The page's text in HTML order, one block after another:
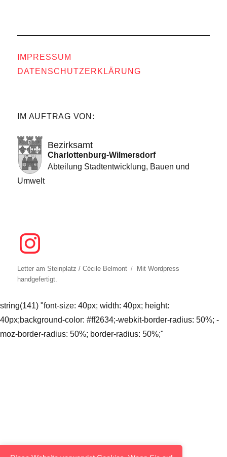
IMPRESSUM
DATENSCHUTZERKLÄRUNG
IM AUFTRAG VON:
Bezirksamt
Charlottenburg-Wilmersdorf
Abteilung Stadtentwicklung, Bauen und
Umwelt
Letter am Steinplatz / Cécile Belmont MitWordpress
handgefertigt.
string(141) "font-size: 40px; width: 40px; height:
40px;background-color: #ff2634;-webkit-border-radius: 50%; -
moz-border-radius: 50%; border-radius: 50%;"